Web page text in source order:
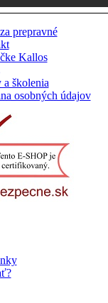
prepravné
Kallos
školenia
osobných údajov